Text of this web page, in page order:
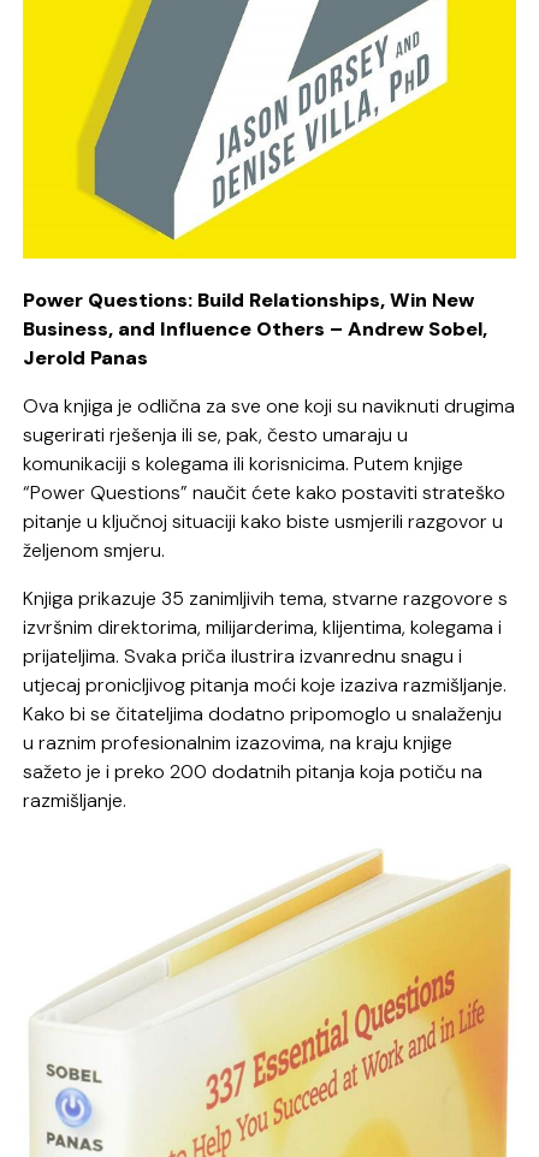
Power Questions: Build Relationships, Win New
Business, and Influence Others – Andrew Sobel,
Jerold Panas
Ova knjiga je odlična za sve one koji su naviknuti drugima
sugerirati rješenja ili se, pak, često umaraju u
komunikaciji s kolegama ili korisnicima. Putem knjige
“Power Questions” naučit ćete kako postaviti strateško
pitanje u ključnoj situaciji kako biste usmjerili razgovor u
željenom smjeru.
Knjiga prikazuje 35 zanimljivih tema, stvarne razgovore s
izvršnim direktorima, milijarderima, klijentima, kolegama i
prijateljima. Svaka priča ilustrira izvanrednu snagu i
utjecaj pronicljivog pitanja moći koje izaziva razmišljanje.
Kako bi se čitateljima dodatno pripomoglo u snalaženju
u raznim profesionalnim izazovima, na kraju knjige
sažeto je i preko 200 dodatnih pitanja koja potiču na
razmišljanje.